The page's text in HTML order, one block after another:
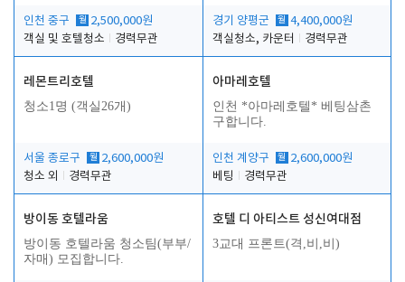
인천 중구 월 2,500,000원
객실 및 호텔청소
경력무관
경기 양평군 월 4,400,000원
객실청소, 카운터
경력무관
레몬트리호텔
청소1명 (객실26개)
서울 종로구 월 2,600,000원
청소 외
경력무관
아마레호텔
인천 *아마레호텔* 베팅삼촌
구합니다.
인천 계양구 월 2,600,000원
베팅
경력무관
방이동 호텔라움
방이동 호텔라움 청소팀(부부/
자매) 모집합니다.
호텔 디 아티스트 성신여대점
3교대 프론트(격,비,비)